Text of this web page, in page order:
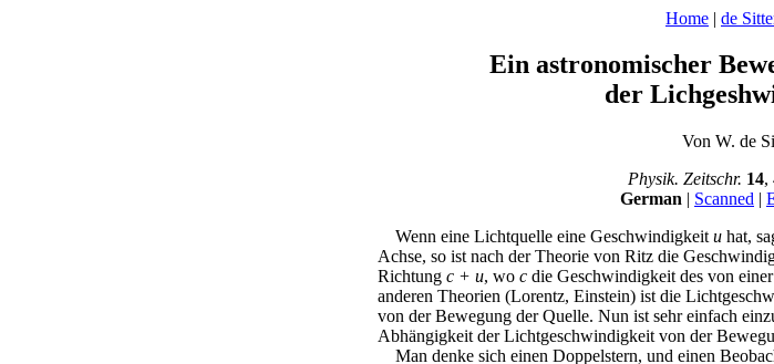
Home | de
Ein astronomischer
der
Von W. de
Physik. Zeitschr. 14,
German | Scanned |
Wenn eine Lichtquelle eine Geschwindigkeit u hat,
Achse, so ist nach der Theorie von Ritz die
Richtung c + u, wo c die Geschwindigkeit des von
anderen Theorien (Lorentz, Einstein) ist die
von der Bewegung der Quelle. Nun ist sehr einfach
Abhängigkeit der Lichtgeschwindigkeit von der
Man denke sich einen Doppelstern, und einen